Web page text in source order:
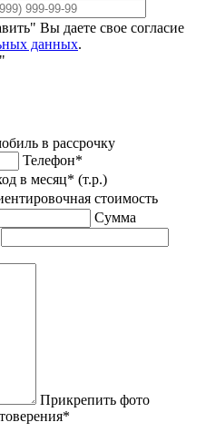
Вы даете свое согласие
данных.
в рассрочку
Телефон*
в месяц* (т.р.)
стоимость
Сумма
Прикрепить фото